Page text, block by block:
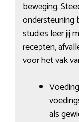
beweging.
ondersteuning
studies leer jij
recepten,
voor het vak
als